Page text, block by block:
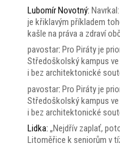
Lubomír Novotný:
je křiklavým příkladem
kašle na práva a zdraví
pavostar: Pro Piráty je
Středoškolský kampus
i bez architektonické
pavostar: Pro Piráty je
Středoškolský kampus
i bez architektonické
Lidka: „Nejdřív zaplať,
Litoměřice k seniorům v